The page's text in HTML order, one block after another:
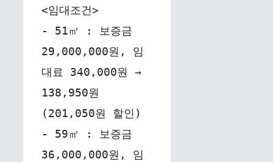
<임대조건>
- 51㎡ : 보증금
29,000,000원, 임
대료 340,000원 →
138,950원
(201,050원 할인)
- 59㎡ : 보증금
36,000,000원, 임